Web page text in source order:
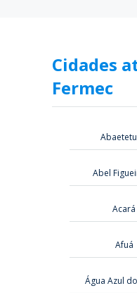
Cidades
Fermec
Abel
Acará
Afuá
Água Azul